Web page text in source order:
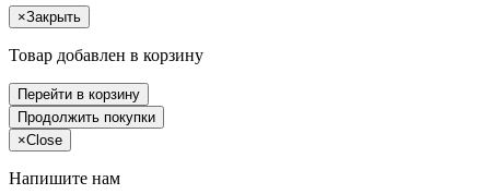
×Закрыть
Товар добавлен в корзину
Перейти в корзину
Продолжить покупки
×Close
Напишите нам